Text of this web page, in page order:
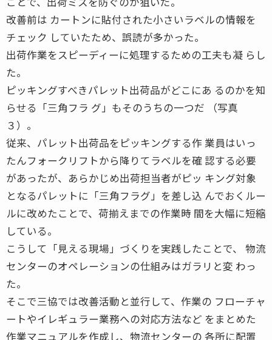
改善前は カートンに貼付された小さいラベルの情報を
チェック していたため、誤読が多かった。
出荷作業をスピーディーに処理するための工夫も凝 らし
た。
ピッキングすべきパレット出荷品がどこにあ るのかを知
らせる「三角フラ グ」もそのうちの一つだ （写真
３）。
従来、パレット出荷品をピッキングする作 業員はいっ
たんフォークリフトから降りてラベルを確 認する必要
があったが、あらかじめ出荷担当者がピッ キング対象
となるパレットに「三角フラグ」を差し込 んでおくルー
ルに改めたことで、荷揃えまでの作業時 間を大幅に短縮
している。
こうして「見える現場」づくりを実践したことで、 物流
センターのオペレーションの仕組みはガラリと変 わっ
た。
そこで三協では改善活動と並行して、作業の フローチャ
ートやイレギュラー業務への対応方法など をまとめた
作業マニュアルを作成し、物流センターの 各所に配置